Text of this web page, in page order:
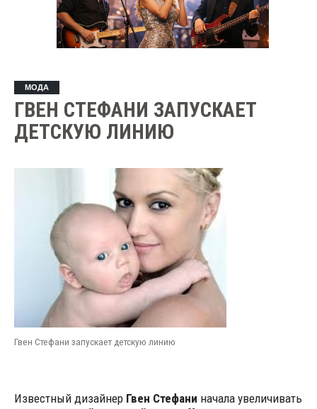
МОДА
ГВЕН СТЕФАНИ ЗАПУСКАЕТ
ДЕТСКУЮ ЛИНИЮ
Гвен Стефани запускает детскую линию
Известный дизайнер Гвен Стефани начала увеличивать